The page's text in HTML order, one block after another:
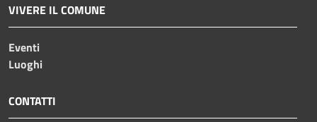
VIVERE IL COMUNE
Eventi
Luoghi
CONTATTI